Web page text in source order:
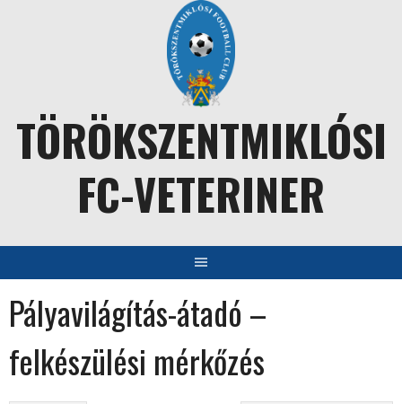
TÖRÖKSZENTMIKLÓSI
FC-VETERINER
Pályavilágítás-átadó –
felkészülési mérkőzés